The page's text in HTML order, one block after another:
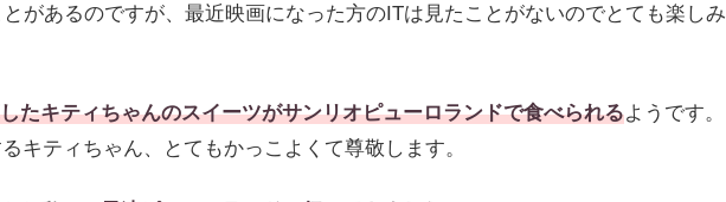
があるのですが、最近映画になった方のITは見たことがないのでとても楽しみ
たキティちゃんのスイーツがサンリオピューロランドで食べられるようです。
キティちゃん、とてもかっこよくて尊敬します。